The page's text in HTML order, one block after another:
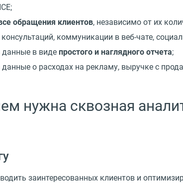
обращения клиентов, независимо от их
коммуникации в веб-чате,
в виде простого и наглядного отчета;
о расходах на рекламу, выручке с
нужна сквозная
заинтересованных клиентов и